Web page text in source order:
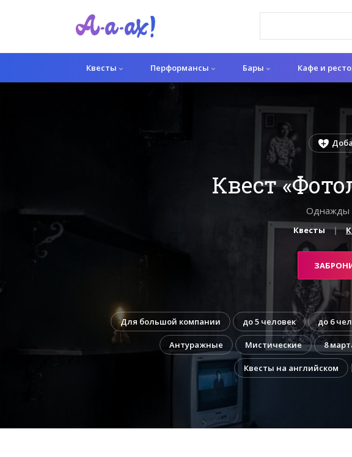
Квесты Перформансы Бары Кафе и
Квест
Однажды
Квесты
Для большой компании до 5 человек до 6
Антуражные Мистические 8
Квесты на английском